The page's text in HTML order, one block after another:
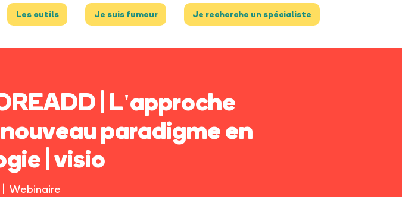
Les outils Je suis fumeur Je recherche un spécialiste
| L'approche
paradigme en
| visio
Webinaire